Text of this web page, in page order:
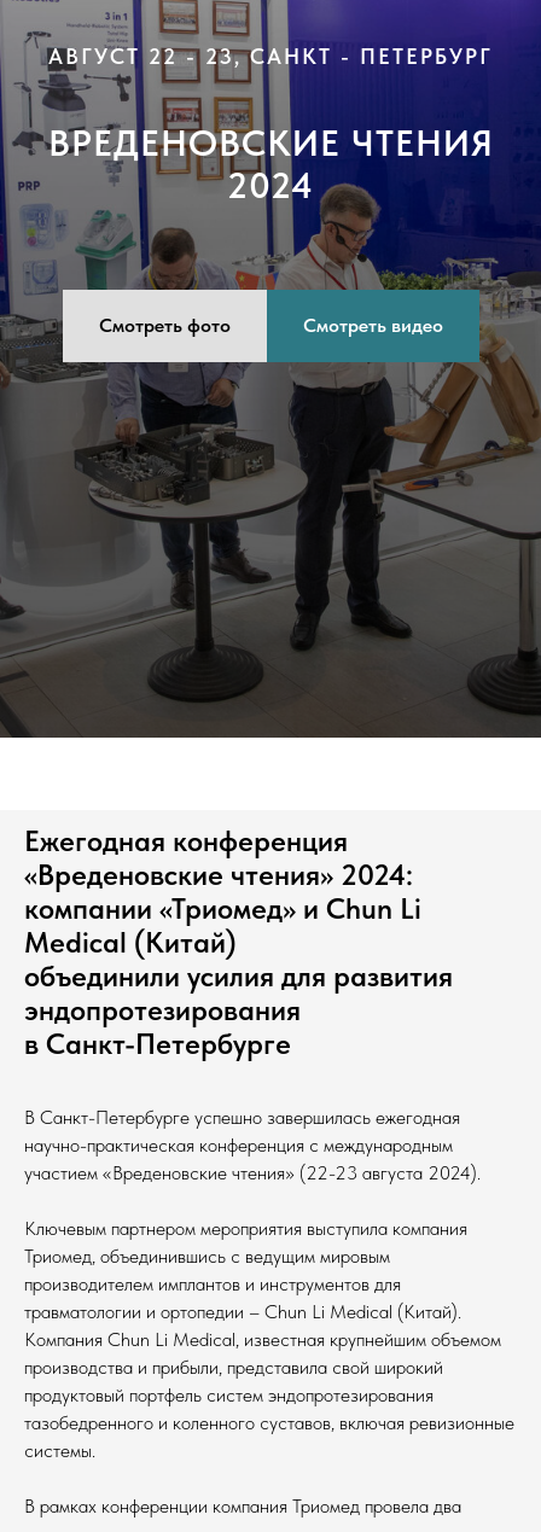
АВГУСТ 22 - 23, САНКТ - ПЕТЕРБУРГ
ВРЕДЕНОВСКИЕ ЧТЕНИЯ
2024
Смотреть фото Смотреть видео
Ежегодная конференция
«Вреденовские чтения» 2024:
компании «Триомед» и Chun Li
Medical (Китай)
объединили усилия для развития
эндопротезирования
в Санкт-Петербурге
В Санкт-Петербурге успешно завершилась ежегодная
научно-практическая конференция с международным
участием «Вреденовские чтения» (22-23 августа 2024).
Ключевым партнером мероприятия выступила компания
Триомед, объединившись с ведущим мировым
производителем имплантов и инструментов для
травматологии и ортопедии – Chun Li Medical (Китай).
Компания Chun Li Medical, известная крупнейшим объемом
производства и прибыли, представила свой широкий
продуктовый портфель систем эндопротезирования
тазобедренного и коленного суставов, включая ревизионные
системы.
В рамках конференции компания Триомед провела два